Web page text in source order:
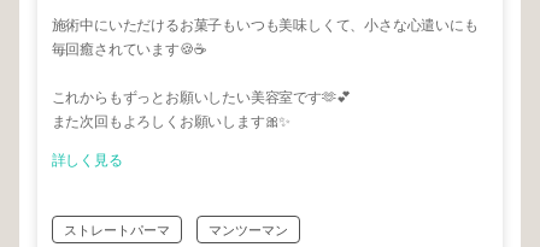
施術中にいただけるお菓子もいつも美味しくて、小さな心遣いにも
毎回癒されています🍪☕️
これからもずっとお願いしたい美容室です🫶💕
また次回もよろしくお願いします🎀✨
詳しく見る
ストレートパーマ マンツーマン